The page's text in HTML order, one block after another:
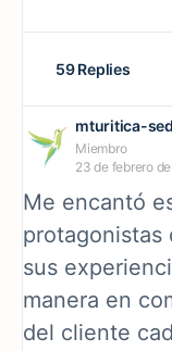
59 Replies
mturitica-
Miembro
23 de febrero
Me encantó
protagonistas
sus
manera en
del cliente